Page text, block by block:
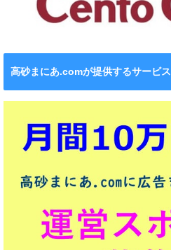
高砂まにあ.comが提供するサービス